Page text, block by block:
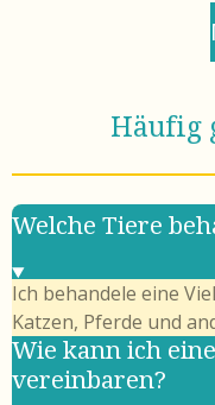
Häufig
Welche Tiere
Ich behandele eine
Katzen, Pferde und
Wie kann ich
vereinbaren?